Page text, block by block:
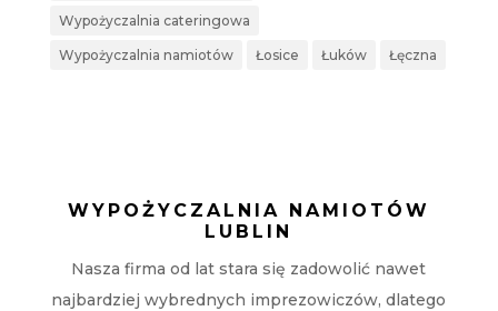
Wypożyczalnia cateringowa
Wypożyczalnia namiotów Łosice Łuków Łęczna
WYPOŻYCZALNIA NAMIOTÓW
LUBLIN
Nasza firma od lat stara się zadowolić nawet
najbardziej wybrednych imprezowiczów, dlatego